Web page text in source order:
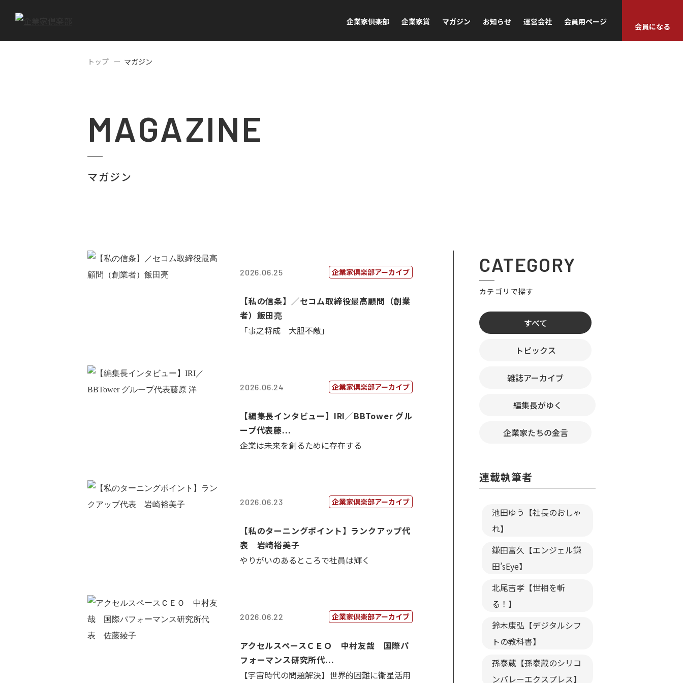
企業家倶楽部 企業家賞 マガジン お知らせ 運営会社 会員用ページ
会員になる
トップ マガジン
MAGAZINE
マガジン
2026.06.25 企業家倶楽部アーカイブ
【私の信条】／セコム取締役最高顧問（創業
者）飯田亮
「事之将成 大胆不敵」
2026.06.24 企業家倶楽部アーカイブ
【編集長インタビュー】IRI／BBTower グル
ープ代表藤...
企業は未来を創るために存在する
2026.06.23 企業家倶楽部アーカイブ
【私のターニングポイント】ランクアップ代
表 岩崎裕美子
やりがいのあるところで社員は輝く
2026.06.22 企業家倶楽部アーカイブ
アクセルスペースＣＥＯ 中村友哉 国際パ
フォーマンス研究所代...
【宇宙時代の問題解決】世界的困難に衛星活用
CATEGORY
カテゴリで探す
すべて
トピックス
雑誌アーカイブ
編集長がゆく
企業家たちの金言
連載執筆者
池田ゆう【社長のおしゃ
れ】
鎌田富久【エンジェル鎌
田’sEye】
北尾吉孝【世相を斬
る！】
鈴木康弘【デジタルシフ
トの教科書】
孫泰蔵【孫泰蔵のシリコ
ンバレーエクスプレス】